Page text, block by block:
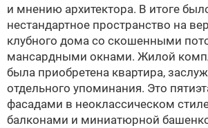
и мнению архитектора. В итоге
нестандартное пространство на
клубного дома со скошенными
мансардными окнами. Жилой
была приобретена квартира,
отдельного упоминания. Это
фасадами в неоклассическом
балконами и миниатюрной